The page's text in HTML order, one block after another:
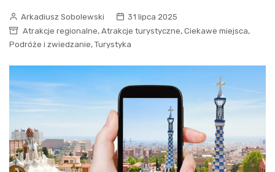
Arkadiusz Sobolewski
31 lipca 2025
Atrakcje regionalne, Atrakcje turystyczne, Ciekawe miejsca,
Podróże i zwiedzanie, Turystyka